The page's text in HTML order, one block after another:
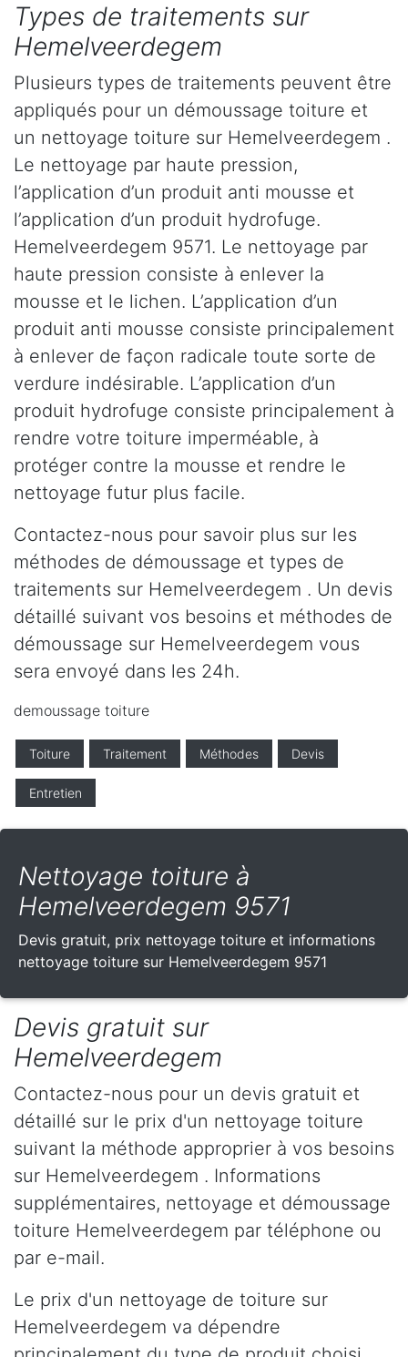
Types de traitements sur
Hemelveerdegem
Plusieurs types de traitements peuvent être
appliqués pour un démoussage toiture et
un nettoyage toiture sur Hemelveerdegem .
Le nettoyage par haute pression,
l’application d’un produit anti mousse et
l’application d’un produit hydrofuge.
Hemelveerdegem 9571. Le nettoyage par
haute pression consiste à enlever la
mousse et le lichen. L’application d’un
produit anti mousse consiste principalement
à enlever de façon radicale toute sorte de
verdure indésirable. L’application d’un
produit hydrofuge consiste principalement à
rendre votre toiture imperméable, à
protéger contre la mousse et rendre le
nettoyage futur plus facile.
Contactez-nous pour savoir plus sur les
méthodes de démoussage et types de
traitements sur Hemelveerdegem . Un devis
détaillé suivant vos besoins et méthodes de
démoussage sur Hemelveerdegem vous
sera envoyé dans les 24h.
demoussage toiture
Toiture Traitement Méthodes Devis
Entretien
Nettoyage toiture à
Hemelveerdegem 9571
Devis gratuit, prix nettoyage toiture et informations
nettoyage toiture sur Hemelveerdegem 9571
Devis gratuit sur
Hemelveerdegem
Contactez-nous pour un devis gratuit et
détaillé sur le prix d'un nettoyage toiture
suivant la méthode approprier à vos besoins
sur Hemelveerdegem . Informations
supplémentaires, nettoyage et démoussage
toiture Hemelveerdegem par téléphone ou
par e-mail.
Le prix d'un nettoyage de toiture sur
Hemelveerdegem va dépendre